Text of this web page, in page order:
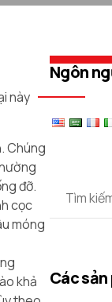
này
Chúng
đỡ.
cọc
móng
khả
Ngôn
Các